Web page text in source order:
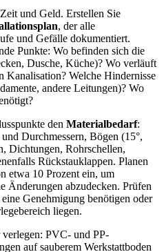
und Geld. Erstellen Sie
, der alle
und Gefälle dokumentiert.
Punkte: Wo befinden sich die
Dusche, Küche)? Wo verläuft
Welche Hindernisse
andere Leitungen)? Wo
den Materialbedarf:
Durchmessern, Bögen (15°,
Dichtungen, Rohrschellen,
Rückstauklappen. Planen
etwa 10 Prozent ein, um
Änderungen abzudecken. Prüfen
Genehmigung benötigen oder
liegen.